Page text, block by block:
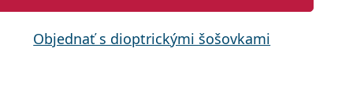
Objednať s dioptrickými šošovkami